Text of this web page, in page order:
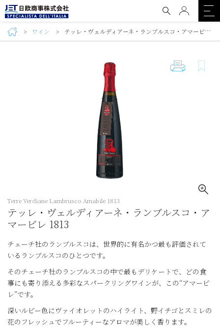
ワイン テッレ・ヴェルディアーネ・ランブルスコ・アマービレ 1813（Terre Verdiane Lambrusco Amabile 1813)
Terre Verdiane Lambrusco Amabile 1813
テッレ・ヴェルディアーネ・ランブルスコ・ア
マービレ 1813
チェーチ社のランブルスコは、世界的に有名かつ最も評価されて
いるランブルスコのひとつです。
そのチェーチ社のランブルスコの中で最もデリケートで、どの食
事にも寄り添える多彩なスパークリングワインが、この“アマービ
レ”です。
深いルビー色にヴァイオレットのハイライト、野イチゴとスミレの
花のフレッシュでフルーティーなアロマが美しく香ります。